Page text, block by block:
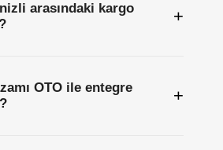
arasındaki kargo
+
OTO ile entegre
+